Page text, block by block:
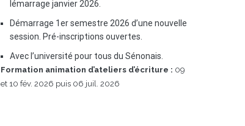
lémarrage janvier 2026.
Démarrage 1er semestre 2026 d’une nouvelle
session. Pré-inscriptions ouvertes.
Avec l’université pour tous du Sénonais.
Formation animation d’ateliers d’écriture : 09
et 10 fév. 2026 puis 06 juil. 2026